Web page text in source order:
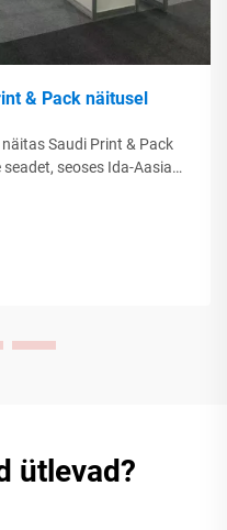
& Pack näitusel
Saudi Print & Pack
seoses Ida-Aasia
ütlevad?